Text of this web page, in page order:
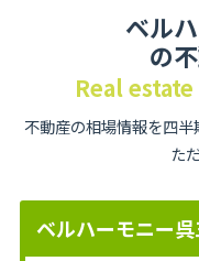
ベル
の
Real
不動産の相場情報を四
た
ベルハーモニー